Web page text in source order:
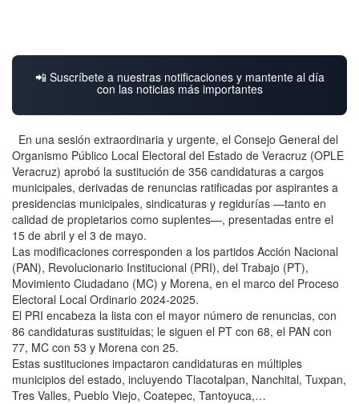
📲 Suscríbete a nuestras notificaciones y mantente al día
con las noticias más importantes
En una sesión extraordinaria y urgente, el Consejo General del
Organismo Público Local Electoral del Estado de Veracruz (OPLE
Veracruz) aprobó la sustitución de 356 candidaturas a cargos
municipales, derivadas de renuncias ratificadas por aspirantes a
presidencias municipales, sindicaturas y regidurías —tanto en
calidad de propietarios como suplentes—, presentadas entre el
15 de abril y el 3 de mayo.
Las modificaciones corresponden a los partidos Acción Nacional
(PAN), Revolucionario Institucional (PRI), del Trabajo (PT),
Movimiento Ciudadano (MC) y Morena, en el marco del Proceso
Electoral Local Ordinario 2024-2025.
El PRI encabeza la lista con el mayor número de renuncias, con
86 candidaturas sustituidas; le siguen el PT con 68, el PAN con
77, MC con 53 y Morena con 25.
Estas sustituciones impactaron candidaturas en múltiples
municipios del estado, incluyendo Tlacotalpan, Nanchital, Tuxpan,
Tres Valles, Pueblo Viejo, Coatepec, Tantoyuca,…